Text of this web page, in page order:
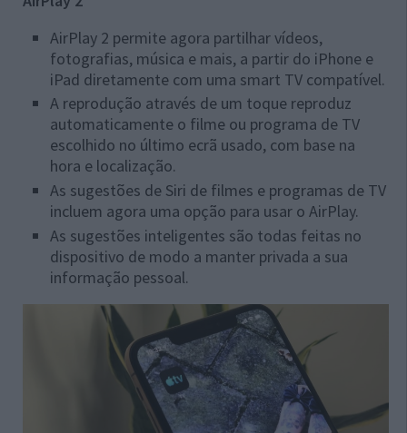
AirPlay 2 permite agora partilhar vídeos,
fotografias, música e mais, a partir do iPhone e
iPad diretamente com uma smart TV compatível.
A reprodução através de um toque reproduz
automaticamente o filme ou programa de TV
escolhido no último ecrã usado, com base na
hora e localização.
As sugestões de Siri de filmes e programas de TV
incluem agora uma opção para usar o AirPlay.
As sugestões inteligentes são todas feitas no
dispositivo de modo a manter privada a sua
informação pessoal.